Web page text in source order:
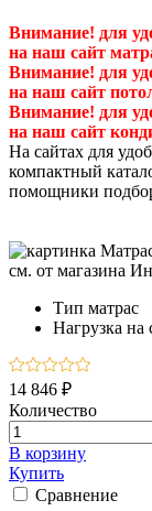
Внимание! для
на наш сайт
Внимание! для
на наш сайт
Внимание! для
на наш сайт
На сайтах для
компактный
помощники
Тип матрас
Нагрузка на
14 846 ₽
Количество
В корзину
Купить
Сравнение